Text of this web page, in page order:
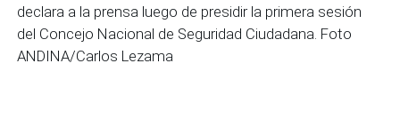
declara a la prensa luego de presidir la primera sesión
del Concejo Nacional de Seguridad Ciudadana. Foto
ANDINA/Carlos Lezama